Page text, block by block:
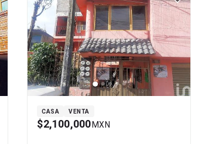
CASA VENTA
$2,100,000 MXN